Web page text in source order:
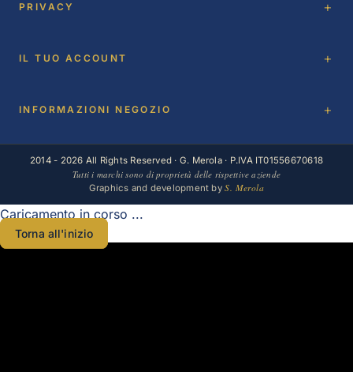
PRIVACY
IL TUO ACCOUNT
INFORMAZIONI NEGOZIO
2014 - 2026 All Rights Reserved · G. Merola · P.IVA IT01556670618
Tutti i marchi sono di proprietà delle rispettive aziende
Graphics and development byS. Merola
Caricamento in corso ...
Torna all'inizio